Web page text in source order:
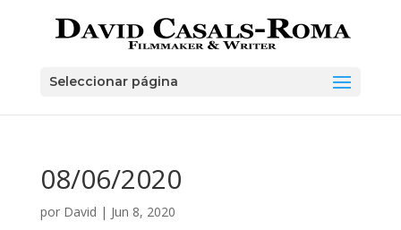
Seleccionar página
08/06/2020
por David | Jun 8, 2020